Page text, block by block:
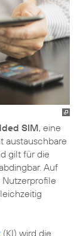
SIM, eine
austauschbare
gilt für die
Auf
(KI) wird die